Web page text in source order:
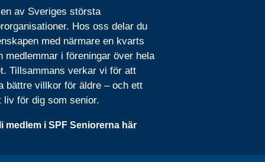
av Sveriges största
Hos oss delar du
med närmare en kvarts
medlemmar i föreningar över hela
Tillsammans verkar vi för att
bättre villkor för äldre – och ett
liv för dig som senior.
medlem i SPF Seniorerna här